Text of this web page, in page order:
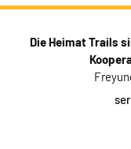
Die Heimat Trails